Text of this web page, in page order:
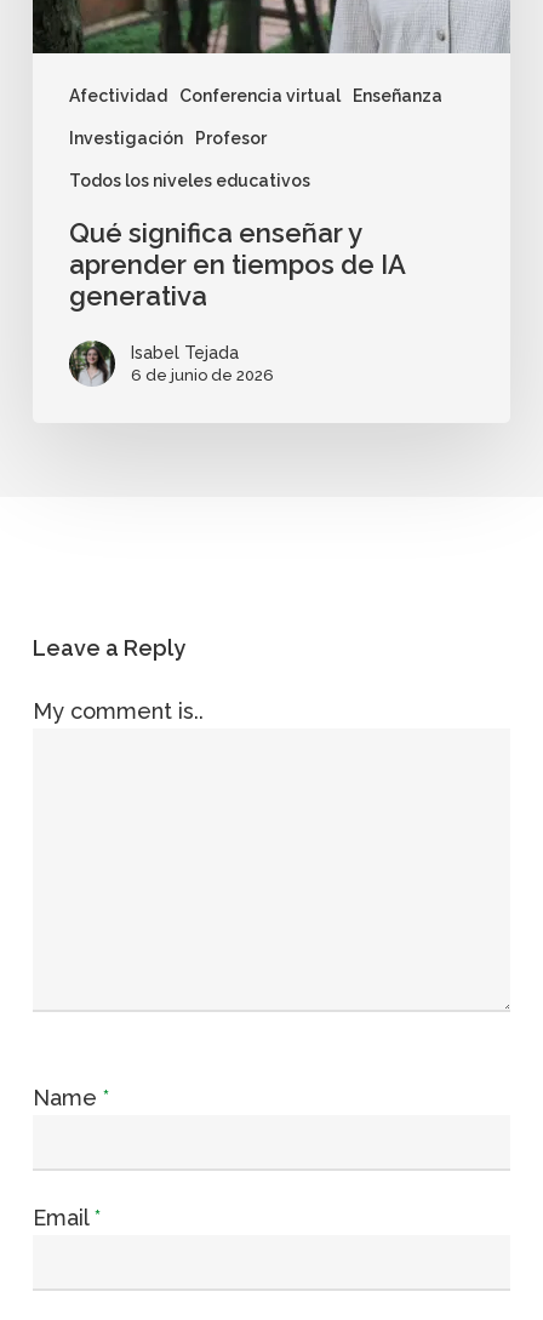
Afectividad Conferencia virtual Enseñanza
Investigación Profesor
Todos los niveles educativos
Qué significa enseñar y
aprender en tiempos de IA
generativa
Isabel Tejada
6 de junio de 2026
Leave a Reply
My comment is..
Name *
Email*